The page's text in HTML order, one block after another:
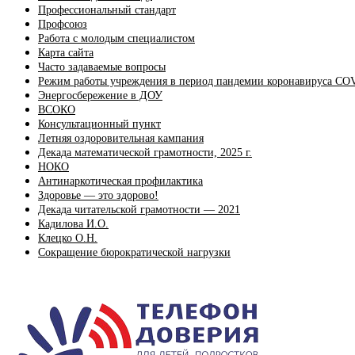
Профессиональный стандарт
Профсоюз
Работа с молодым специалистом
Карта сайта
Часто задаваемые вопросы
Режим работы учреждения в период пандемии коронавируса
Энергосбережение в ДОУ
ВСОКО
Консультационный пункт
Летняя оздоровительная кампания
Декада математической грамотности, 2025 г.
НОКО
Антинаркотическая профилактика
Здоровье — это здорово!
Декада читательской грамотности — 2021
Кадилова И.О.
Клецко О.Н.
Сокращение бюрократической нагрузки